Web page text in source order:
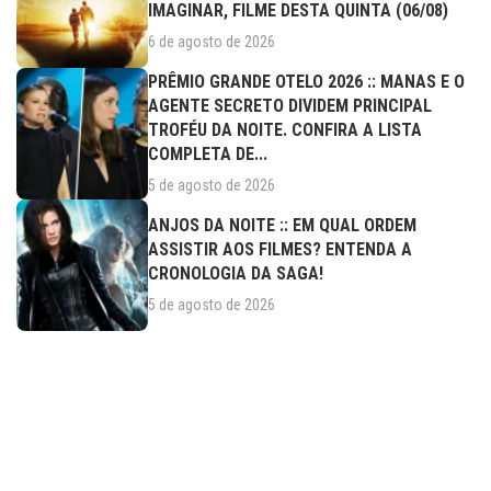
IMAGINAR, FILME DESTA QUINTA (06/08)
6 de agosto de 2026
PRÊMIO GRANDE OTELO 2026 :: MANAS E O
AGENTE SECRETO DIVIDEM PRINCIPAL
TROFÉU DA NOITE. CONFIRA A LISTA
COMPLETA DE...
5 de agosto de 2026
ANJOS DA NOITE :: EM QUAL ORDEM
ASSISTIR AOS FILMES? ENTENDA A
CRONOLOGIA DA SAGA!
5 de agosto de 2026